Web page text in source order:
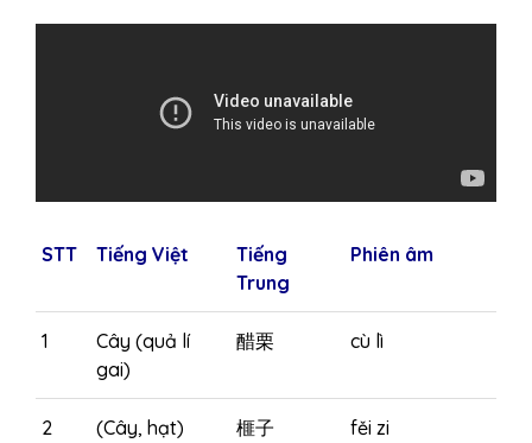
STT Tiếng Việt
Tiếng
Trung
Phiên âm
1
Cây (quả lí
gai)
醋栗 cù lì
2
(Cây, hạt)
榧子 fěi zi